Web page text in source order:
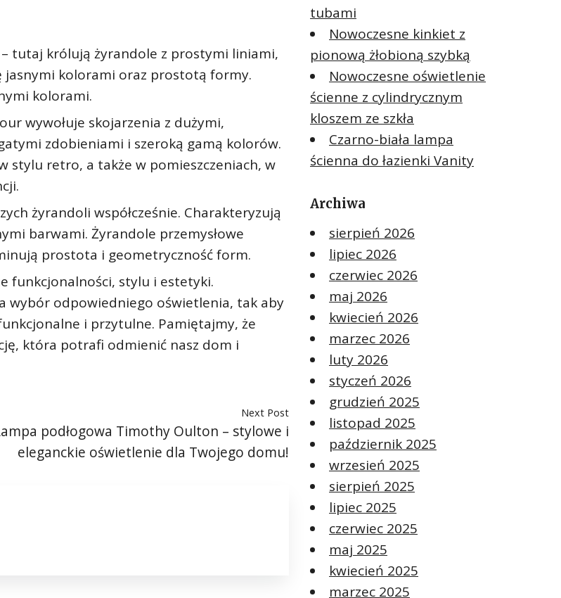
tutaj królują żyrandole z prostymi liniami,
jasnymi kolorami oraz prostotą formy.
kolorami.
wywołuje skojarzenia z dużymi,
zdobieniami i szeroką gamą kolorów.
stylu retro, a także w pomieszczeniach, w
żyrandoli współcześnie. Charakteryzują
barwami. Żyrandole przemysłowe
prostota i geometryczność form.
funkcjonalności, stylu i estetyki.
wybór odpowiedniego oświetlenia, tak aby
i przytulne. Pamiętajmy, że
która potrafi odmienić nasz dom i
Next Post
podłogowa Timothy Oulton – stylowe i
eleganckie oświetlenie dla Twojego domu!
tubami
Nowoczesne kinkiet z
pionową żłobioną szybką
Nowoczesne oświetlenie
ścienne z cylindrycznym
kloszem ze szkła
Czarno-biała lampa
ścienna do łazienki Vanity
Archiwa
sierpień 2026
lipiec 2026
czerwiec 2026
maj 2026
kwiecień 2026
marzec 2026
luty 2026
styczeń 2026
grudzień 2025
listopad 2025
październik 2025
wrzesień 2025
sierpień 2025
lipiec 2025
czerwiec 2025
maj 2025
kwiecień 2025
marzec 2025